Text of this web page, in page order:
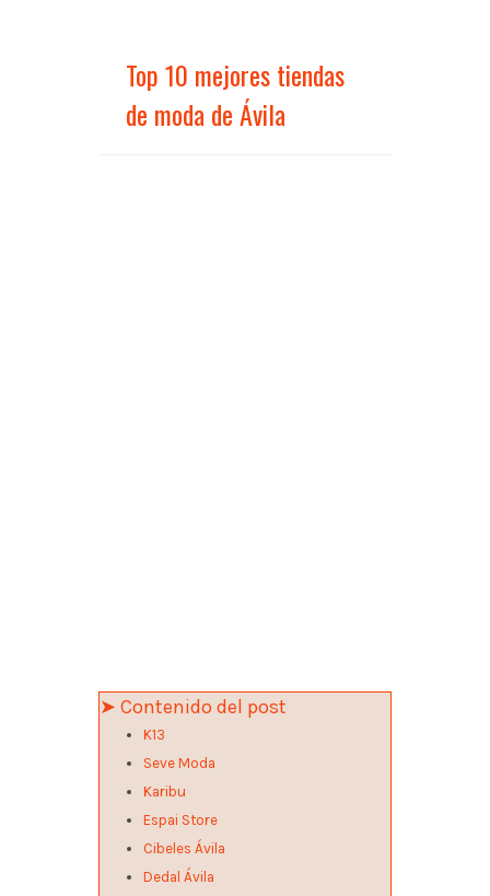
Top 10 mejores tiendas
de moda de Ávila
➤ Contenido del post
K13
Seve Moda
Karibu
Espai Store
Cibeles Ávila
Dedal Ávila